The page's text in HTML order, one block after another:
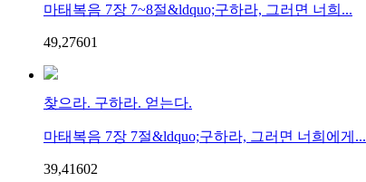
마태복음 7장 7~8절&ldquo;구하라, 그러면 너희...
49,27601
찾으라. 구하라. 얻는다.
마태복음 7장 7절&ldquo;구하라, 그러면 너희에게...
39,41602